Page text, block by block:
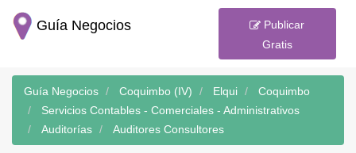
Guía Negocios
Publicar
Gratis
Guía Negocios Coquimbo (IV) Elqui
Coquimbo
Servicios Contables - Comerciales - Administrativos
Auditorías
Auditores Consultores